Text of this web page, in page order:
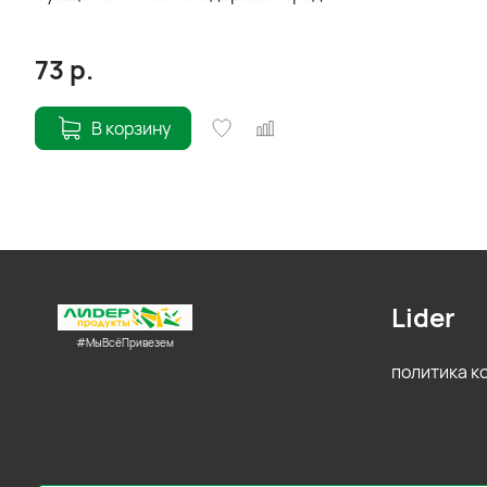
73 р.
В корзину
#МыВсёПривезем
Lider
политика